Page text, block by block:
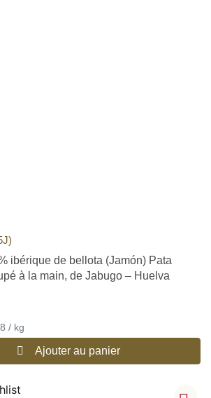
ibérique de bellota (Jamón) Pata
à la main, de Jabugo – Huelva
€ 371,88 / kg
Ajouter au panier